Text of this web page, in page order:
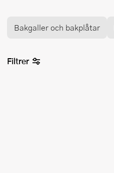
Bakgaller och bakplåtar
Filtrer